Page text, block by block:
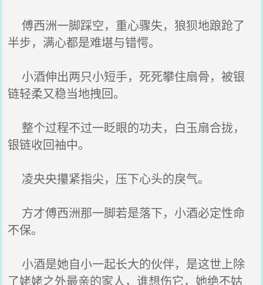
傅西洲一脚踩空，重心骤失，狼狈地踉跄了
半步，满心都是难堪与错愕。
小酒伸出两只小短手，死死攀住扇骨，被银
链轻柔又稳当地拽回。
整个过程不过一眨眼的功夫，白玉扇合拢，
银链收回袖中。
凌央央攥紧指尖，压下心头的戾气。
方才傅西洲那一脚若是落下，小酒必定性命
不保。
小酒是她自小一起长大的伙伴，是这世上除
了姥姥之外最亲的家人，谁想伤它，她绝不姑